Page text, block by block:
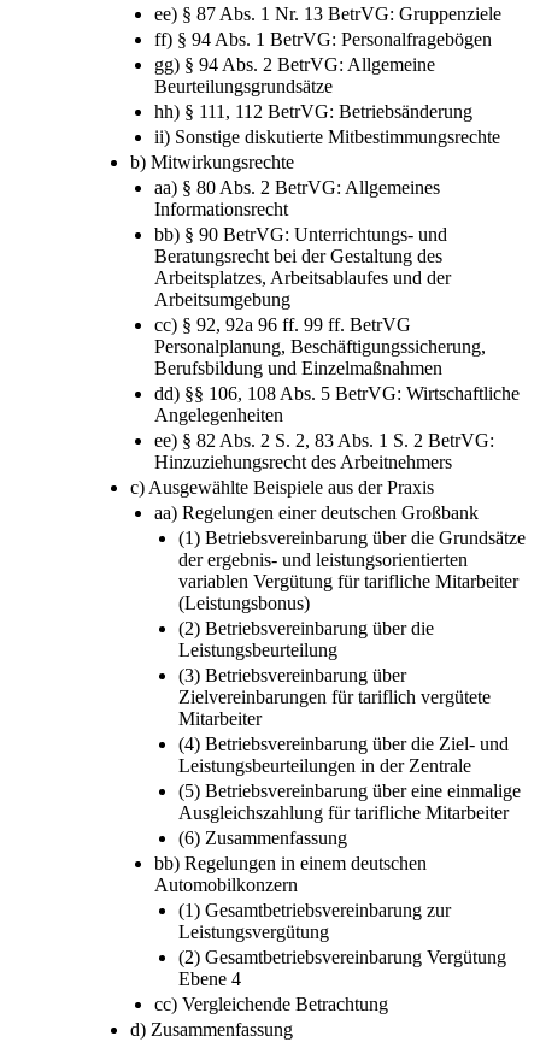
ee) § 87 Abs. 1 Nr. 13 BetrVG: Gruppenziele
ff) § 94 Abs. 1 BetrVG: Personalfragebögen
gg) § 94 Abs. 2 BetrVG: Allgemeine
Beurteilungsgrundsätze
hh) § 111, 112 BetrVG: Betriebsänderung
ii) Sonstige diskutierte Mitbestimmungsrechte
b) Mitwirkungsrechte
aa) § 80 Abs. 2 BetrVG: Allgemeines
Informationsrecht
bb) § 90 BetrVG: Unterrichtungs- und
Beratungsrecht bei der Gestaltung des
Arbeitsplatzes, Arbeitsablaufes und der
Arbeitsumgebung
cc) § 92, 92a 96 ff. 99 ff. BetrVG
Personalplanung, Beschäftigungssicherung,
Berufsbildung und Einzelmaßnahmen
dd) §§ 106, 108 Abs. 5 BetrVG: Wirtschaftliche
Angelegenheiten
ee) § 82 Abs. 2 S. 2, 83 Abs. 1 S. 2 BetrVG:
Hinzuziehungsrecht des Arbeitnehmers
c) Ausgewählte Beispiele aus der Praxis
aa) Regelungen einer deutschen Großbank
(1) Betriebsvereinbarung über die Grundsätze
der ergebnis- und leistungsorientierten
variablen Vergütung für tarifliche Mitarbeiter
(Leistungsbonus)
(2) Betriebsvereinbarung über die
Leistungsbeurteilung
(3) Betriebsvereinbarung über
Zielvereinbarungen für tariflich vergütete
Mitarbeiter
(4) Betriebsvereinbarung über die Ziel- und
Leistungsbeurteilungen in der Zentrale
(5) Betriebsvereinbarung über eine einmalige
Ausgleichszahlung für tarifliche Mitarbeiter
(6) Zusammenfassung
bb) Regelungen in einem deutschen
Automobilkonzern
(1) Gesamtbetriebsvereinbarung zur
Leistungsvergütung
(2) Gesamtbetriebsvereinbarung Vergütung
Ebene 4
cc) Vergleichende Betrachtung
d) Zusammenfassung